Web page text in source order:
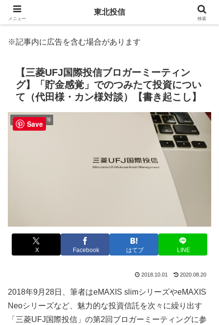
※記事内に広告を含む場合があります
【三菱UFJ国際投信ブロガーミーティン
グ】「貯金感覚」でのつみたて投資につい
て（代田様・カン様対談）【書き起こし】
取材・セミナー等
X Facebook はてブ LINE
2018.10.01 2020.08.20
2018年9月28日、筆者はeMAXIS slimシリーズやeMAXIS
Neoシリーズなど、魅力的な投資信託を次々に繰り出す
「三菱UFJ国際投信」の第2回ブロガーミーティングに参
メニュー
東北投信
検索
Save